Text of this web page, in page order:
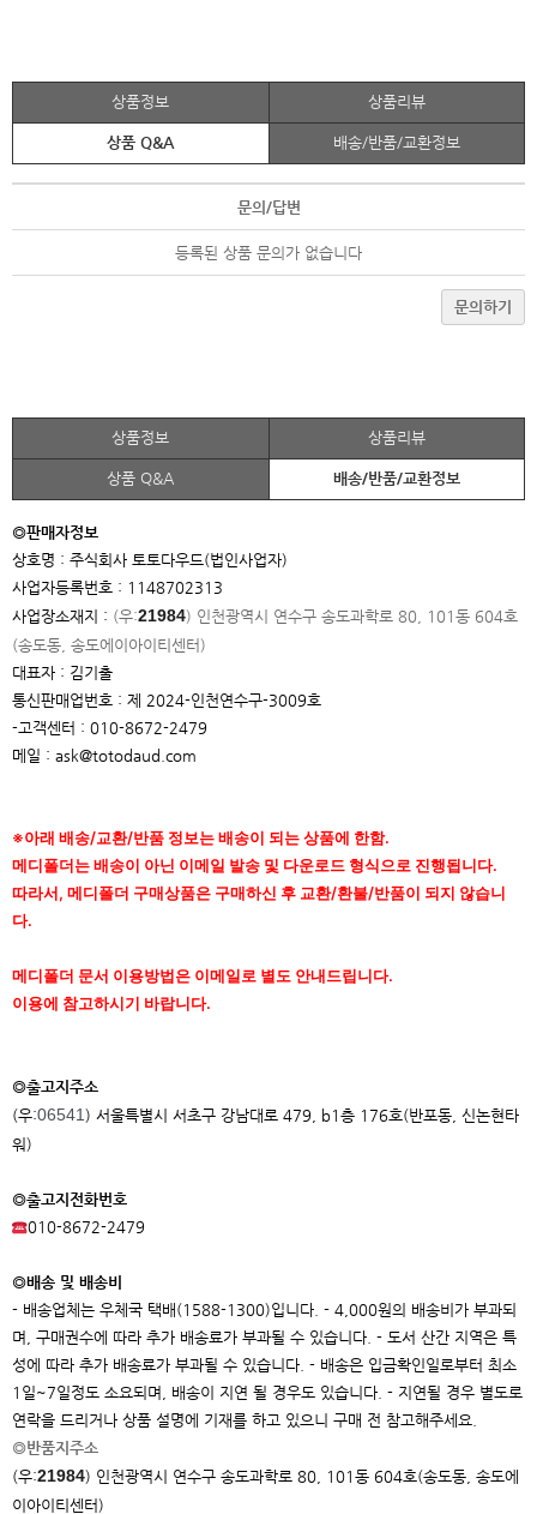
상품정보 상품리뷰
상품 Q&A 배송/반품/교환정보
문의/답변
등록된 상품 문의가 없습니다
문의하기
상품정보 상품리뷰
상품 Q&A 배송/반품/교환정보
◎판매자정보
상호명 : 주식회사 토토다우드(법인사업자)
사업자등록번호 : 1148702313
사업장소재지 : (우:21984) 인천광역시 연수구 송도과학로 80, 101동 604호
(송도동, 송도에이아이 티센터)
대표자 : 김기출
통신판매업번호 : 제 2024-인천연수구-3009호
-고객센터 : 010-8672-2479
메일 : ask@totodaud.com
※아래 배송/교환/반품 정보는 배송이 되는 상품에 한함.
메디폴더는 배송이 아닌 이메일 발송 및 다운로드 형식으로 진행됩니다.
따라서, 메디폴더 구매상품은 구매하신 후 교환/환불/반품이 되지 않습니
다.
메디폴더 문서 이용방법은 이메일로 별도 안내드립니다.
이용에 참고하시기 바랍니다.
◎출고지주소
(우:06541 ) 서울특별시 서초구 강남대로 479, b1층 176호(반포동, 신논현타
워)
◎출고지전화번호
010-8672-2479
◎배송 및 배송비
- 배송업체는 우체국 택배(1588-1300)입니다. - 4,000원의 배송비가 부과되
며, 구매권수에 따라 추가 배송료가 부과될 수 있습니다. - 도서 산간 지역은 특
성에 따라 추가 배송료가 부과될 수 있습니다. - 배송은 입금확인일로부터 최소
1일~7일정도 소요되며, 배송이 지연 될 경우도 있습니다. - 지연될 경우 별도로
연락을 드리거나 상품 설명에 기재를 하고 있으니 구매 전 참고해주세요.
◎반품지주소
(우:21984) 인천광역시 연수구 송도과학로 80, 101동 604호(송도동, 송도에
이아이 티센터)